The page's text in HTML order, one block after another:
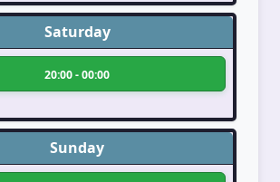
Saturday
20:00 - 00:00
Sunday